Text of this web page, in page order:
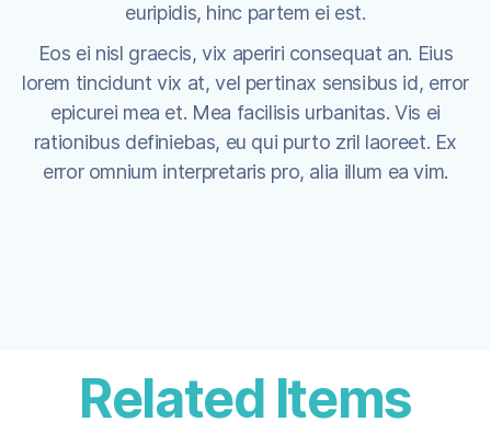
euripidis, hinc partem ei est.
Eos ei nisl graecis, vix aperiri consequat an. Eius
lorem tincidunt vix at, vel pertinax sensibus id, error
epicurei mea et. Mea facilisis urbanitas. Vis ei
rationibus definiebas, eu qui purto zril laoreet. Ex
error omnium interpretaris pro, alia illum ea vim.
Related Items